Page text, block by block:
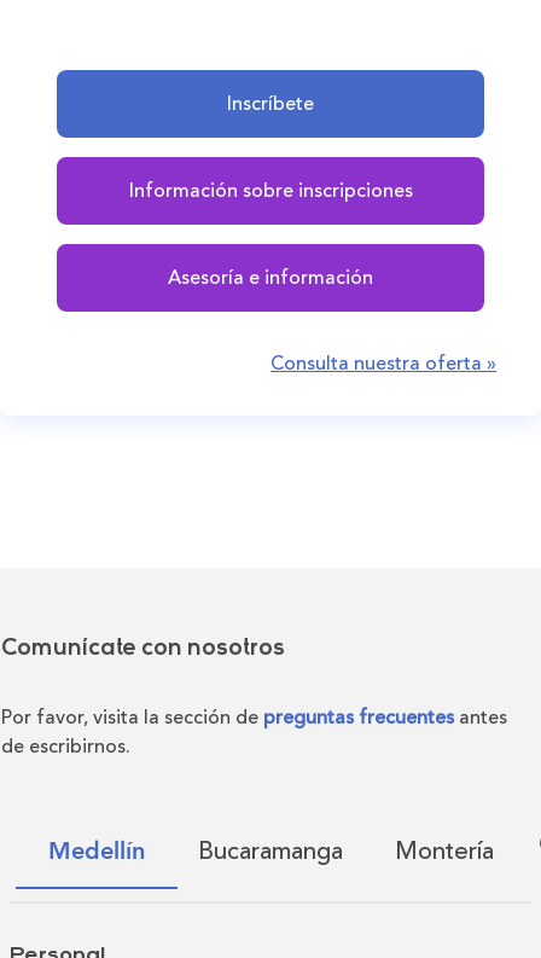
Inscríbete
Información sobre inscripciones
Asesoría e información
Consulta nuestra oferta »
Comunícate con nosotros
Por favor, visita la sección de preguntas frecuentes antes
de escribirnos.
Medellín Bucaramanga Montería